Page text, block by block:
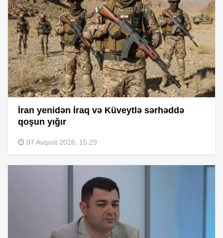
İran yenidən İraq və Küveytlə sərhəddə
qoşun yığır
07 Avqust 2026, 15:29